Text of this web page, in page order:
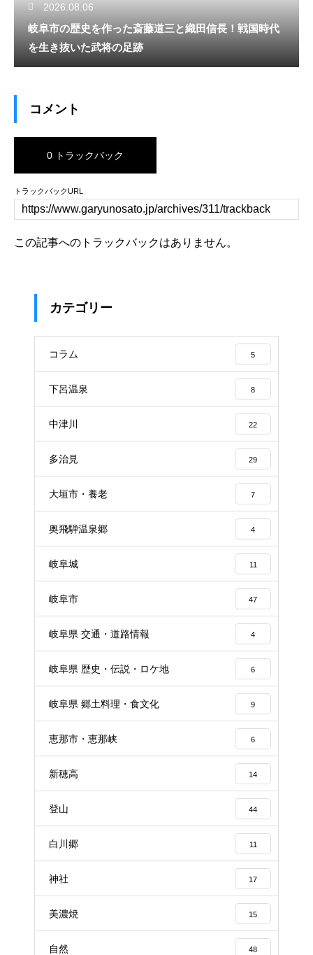
2026.08.06
岐阜市の歴史を作った斎藤道三と織田信長！戦国時代
を生き抜いた武将の足跡
コメント
0 トラックバック
トラックバックURL
この記事へのトラックバックはありません。
カテゴリー
コラム 5
下呂温泉 8
中津川 22
多治見 29
大垣市・養老 7
奥飛騨温泉郷 4
岐阜城 11
岐阜市 47
岐阜県 交通・道路情報 4
岐阜県 歴史・伝説・ロケ地 6
岐阜県 郷土料理・食文化 9
恵那市・恵那峡 6
新穂高 14
登山 44
白川郷 11
神社 17
美濃焼 15
自然 48